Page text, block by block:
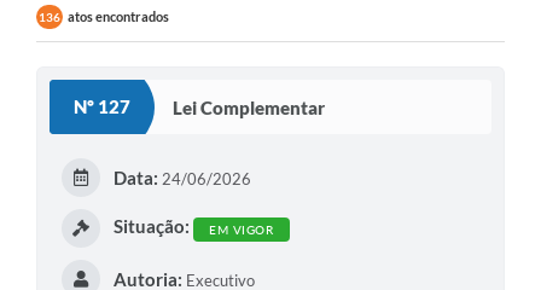
136 atos encontrados
Nº 127 Lei Complementar
Data: 24/06/2026
Situação: EM VIGOR
Autoria: Executivo